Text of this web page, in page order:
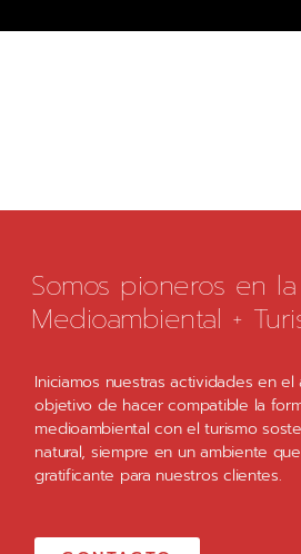
Somos pioneros en
Medioambiental +
Iniciamos nuestras actividades en el
objetivo de hacer compatible la
medioambiental con el turismo
natural, siempre en un ambiente
gratificante para nuestros clientes.